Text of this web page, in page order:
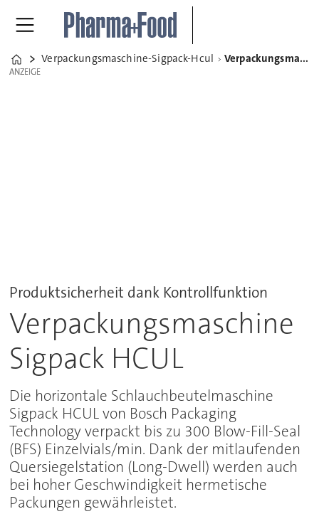
Home
Verpackungsmaschine-Sigpack-Hcul Verpackungsmaschine Sigpack HCUL
ANZEIGE
ANZEIGE
Produktsicherheit dank Kontrollfunktion
Verpackungsmaschine
Sigpack HCUL
Die horizontale Schlauchbeutelmaschine
Sigpack HCUL von Bosch Packaging
Technology verpackt bis zu 300 Blow-Fill-Seal
(BFS) Einzelvials/min. Dank der mitlaufenden
Quersiegelstation (Long-Dwell) werden auch
bei hoher Geschwindigkeit hermetische
Packungen gewährleistet.